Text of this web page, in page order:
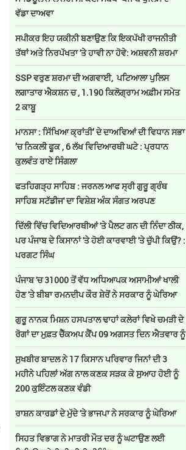
ਵੱਡਾ ਦਾਅਵਾ
ਸਪੀਕਰ ਇਹ ਯਕੀਨੀ ਬਣਾਉਣ ਕਿ ਇਕਪੱਖੀ ਰਾਜਨੀਤੀ
ਤੱਥਾਂ ਅਤੇ ਨਿਰਪੱਖਤਾ 'ਤੇ ਹਾਵੀ ਨਾ ਹੋਵੇ: ਅਸ਼ਵਨੀ ਸ਼ਰਮਾ
SSP ਵਰੁਣ ਸ਼ਰਮਾ ਦੀ ਅਗਵਾਈ, ਪਟਿਆਲਾ ਪੁਲਿਸ
ਲਗਾਤਾਰ ਐਕਸ਼ਨ ਚ , 1.190 ਕਿਲੋਗ੍ਰਾਮ ਅਫ਼ੀਮ ਸਮੇਤ
2 ਕਾਬੂ
ਮਾਨਸਾ : ਸਿੱਖਿਆ ਕ੍ਰਾਂਤੀ’ ਦੇ ਦਾਅਵਿਆਂ ਦੀ ਵਿਧਾਨ ਸਭਾ
’ਚ ਨਿਕਲੀ ਫੂਕ , 6 ਲੱਖ ਵਿਦਿਆਰਥੀ ਘਟੇ : ਪ੍ਰਧਾਨ
ਕੁਲਵੰਤ ਰਾਏ ਸਿੰਗਲਾ
ਫਤਹਿਗੜ੍ਹ ਸਾਹਿਬ : ਜਰਨਲ ਆਫ ਸ੍ਰੀ ਗੁਰੂ ਗ੍ਰੰਥ
ਸਾਹਿਬ ਸਟੱਡੀਜ' ਦਾ ਵਿਸ਼ੇਸ਼ ਅੰਕ ਸੰਗਤ ਅਰਪਣ
ਦਿੱਲੀ ਵਿੱਚ ਵਿਦਿਆਰਥੀਆਂ 'ਤੇ ਪੈਲਟ ਗਨ ਦੀ ਨਿੰਦਾ ਠੀਕ,
ਪਰ ਪੰਜਾਬ ਦੇ ਕਿਸਾਨਾਂ 'ਤੇ ਹੋਈ ਕਾਰਵਾਈ 'ਤੇ ਚੁੱਪੀ ਕਿਉਂ? :
ਪਰਗਟ ਸਿੰਘ
ਪੰਜਾਬ 'ਚ 31000 ਤੋਂ ਵੱਧ ਅਧਿਆਪਕ ਅਸਾਮੀਆਂ ਖਾਲੀ
ਹੋਣ 'ਤੇ ਬੀਬਾ ਰਮਨਦੀਪ ਕੌਰ ਸ਼ੇਰੋਂ ਨੇ ਸਰਕਾਰ ਨੂੰ ਘੇਰਿਆ
ਗੁਰੂ ਨਾਨਕ ਮਿਸ਼ਨ ਹਸਪਤਾਲ ਢਾਹਾਂ ਕਲੇਰਾਂ ਵਿਖੇ ਚਮੜੀ ਦੇ
ਰੋਗਾਂ ਦਾ ਮੁਫ਼ਤ ਚੈੱਕਅਪ ਕੈਂਪ 09 ਅਗਸਤ ਦਿਨ ਐਤਵਾਰ ਨੂੰ
ਸੁਖਬੀਰ ਬਾਦਲ ਨੇ 17 ਕਿਸਾਨ ਪਰਿਵਾਰ ਜਿਨਾਂ ਦੀ 3
ਮਹੀਨੇ ਪਹਿਲਾਂ ਅੱਗ ਨਾਲ ਕਣਕ ਸੜਕ ਕੇ ਸੁਆਹ ਹੋਈ ਨੂੰ
200 ਕੁਇੰਟਲ ਕਣਕ ਵੰਡੀ
ਰਾਸ਼ਨ ਕਾਰਡਾਂ ਦੇ ਮੁੱਦੇ 'ਤੇ ਭਾਜਪਾ ਨੇ ਸਰਕਾਰ ਨੂੰ ਘੇਰਿਆ
ਸਿਹਤ ਵਿਭਾਗ ਨੇ ਮਾਤਰੀ ਮੌਤ ਦਰ ਨੂੰ ਘਟਾਉਣ ਲਈ